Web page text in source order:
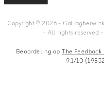
Copyright © 2026 -
- All rights reserved
Beoordeling opThe Feedback
9.1/10